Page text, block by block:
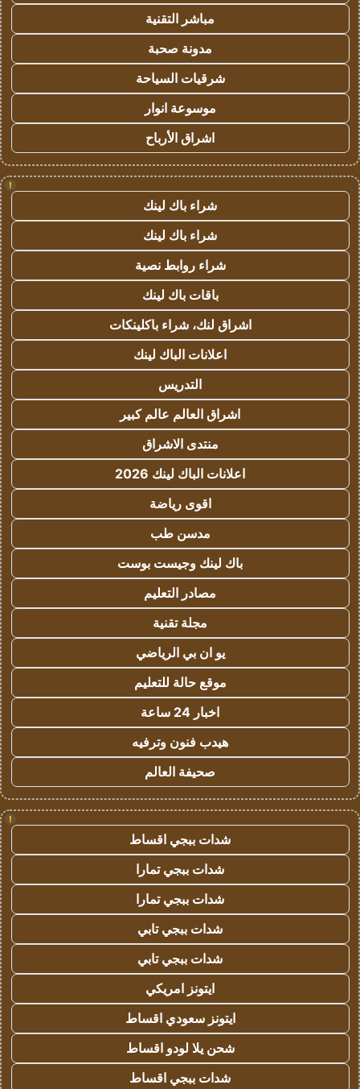
مباشر التقنية
مدونة صحبة
شرقيات السياحة
موسوعة انوار
اشراق الأرباح
!
شراء باك لينك
شراء باك لينك
شراء روابط نصية
باقات باك لينك
اشراق لنك، شراء باكلينكات
اعلانات الباك لينك
التدريس
اشراق العالم عالم كبير
منتدى الاشراق
اعلانات الباك لينك 2026
اقوى رياضة
مدسن طب
باك لينك وجيست بوست
مصادر التعليم
مجلة تقنية
يو ان بي الرياضي
موقع حالة للتعليم
اخبار 24 ساعة
هيدب فنون وترفيه
صحيفة العالم
!
شدات ببجي اقساط
شدات ببجي تمارا
شدات ببجي تمارا
شدات ببجي تابي
شدات ببجي تابي
ايتونز امريكي
ايتونز سعودي اقساط
شحن يلا لودو اقساط
شدات ببجي اقساط